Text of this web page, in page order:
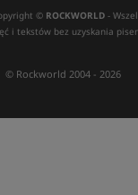
© ROCKWORLD -
i tekstów bez uzyskania
© Rockworld 2004 - 2026